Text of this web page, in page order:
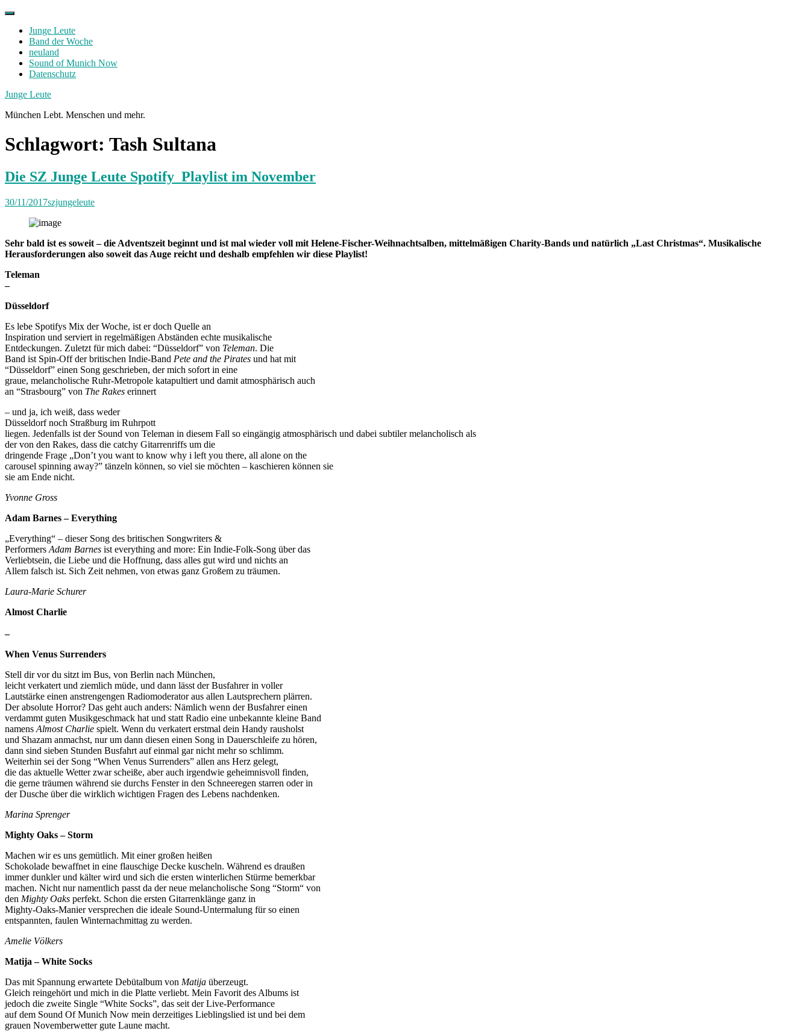
Skip
contentJunge Leute
Band der Woche
neuland
Sound of Munich Now
Datenschutz
Facebook
Twitter
Instagram
Junge Leute
München Lebt. Menschen und mehr.
Schlagwort: Tash Sultana
Die SZ Junge Leute Spotify Playlist im November
30/11/2017szjungeleute
Sehr bald ist es soweit – die Adventszeit beginnt und ist mal wieder voll mit Helene-Fischer-Weihnachtsalben, mittelmäßigen Charity-Bands und natürlich „Last Christmas“. Musikalische
Herausforderungen also soweit das Auge reicht und deshalb empfehlen wir diese Playlist!
Teleman
–
Düsseldorf
Es lebe Spotifys Mix der Woche, ist er doch Quelle an
Inspiration und serviert in regelmäßigen Abständen echte musikalische
Entdeckungen. Zuletzt für mich dabei: “Düsseldorf” von Teleman. Die
Band ist Spin-Off der britischen Indie-Band Pete and the Pirates und hat mit
“Düsseldorf” einen Song geschrieben, der mich sofort in eine
graue, melancholische Ruhr-Metropole katapultiert und damit atmosphärisch auch
an “Strasbourg” von The Rakes erinnert
– und ja, ich weiß, dass weder
Düsseldorf noch Straßburg im Ruhrpott
liegen. Jedenfalls ist der Sound von Teleman in diesem Fall so eingängig atmosphärisch und dabei subtiler melancholisch als
der von den Rakes, dass die catchy Gitarrenriffs um die
dringende Frage „Don’t you want to know why i left you there, all alone on the
carousel spinning away?” tänzeln können, so viel sie möchten – kaschieren können sie
sie am Ende nicht.
Yvonne Gross
Adam Barnes – Everything
„Everything“ – dieser Song des britischen Songwriters &
Performers Adam Barnes ist everything and more: Ein Indie-Folk-Song über das
Verliebtsein, die Liebe und die Hoffnung, dass alles gut wird und nichts an
Allem falsch ist. Sich Zeit nehmen, von etwas ganz Großem zu träumen.
Laura-Marie Schurer
Almost Charlie
–
When Venus Surrenders
Stell dir vor du sitzt im Bus, von Berlin nach München,
leicht verkatert und ziemlich müde, und dann lässt der Busfahrer in voller
Lautstärke einen anstrengengen Radiomoderator aus allen Lautsprechern plärren.
Der absolute Horror? Das geht auch anders: Nämlich wenn der Busfahrer einen
verdammt guten Musikgeschmack hat und statt Radio eine unbekannte kleine Band
namens Almost Charlie spielt. Wenn du verkatert erstmal dein Handy rausholst
und Shazam anmachst, nur um dann diesen einen Song in Dauerschleife zu hören,
dann sind sieben Stunden Busfahrt auf einmal gar nicht mehr so schlimm.
Weiterhin sei der Song “When Venus Surrenders” allen ans Herz gelegt,
die das aktuelle Wetter zwar scheiße, aber auch irgendwie geheimnisvoll finden,
die gerne träumen während sie durchs Fenster in den Schneeregen starren oder in
der Dusche über die wirklich wichtigen Fragen des Lebens nachdenken.
Marina Sprenger
Mighty Oaks – Storm
Machen wir es uns gemütlich. Mit einer großen heißen
Schokolade bewaffnet in eine flauschige Decke kuscheln. Während es draußen
immer dunkler und kälter wird und sich die ersten winterlichen Stürme bemerkbar
machen. Nicht nur namentlich passt da der neue melancholische Song “Storm“ von
den Mighty Oaks perfekt. Schon die ersten Gitarrenklänge ganz in
Mighty-Oaks-Manier versprechen die ideale Sound-Untermalung für so einen
entspannten, faulen Winternachmittag zu werden.
Amelie Völkers
Matija – White Socks
Das mit Spannung erwartete Debütalbum von Matija überzeugt.
Gleich reingehört und mich in die Platte verliebt. Mein Favorit des Albums ist
jedoch die zweite Single “White Socks”, das seit der Live-Performance
auf dem Sound Of Munich Now mein derzeitiges Lieblingslied ist und bei dem
grauen Novemberwetter gute Laune macht.